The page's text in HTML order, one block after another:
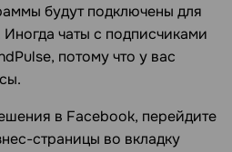
будут подключены для
чаты с подписчиками
потому что у вас
в Facebook, перейдите
страницы во вкладку